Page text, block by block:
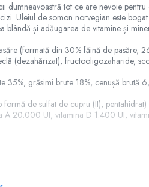
dumneavoastră tot ce are nevoie
Uleiul de somon norvegian este
blândă și adăugarea de vitamine și
(formată din 30% făină de pasăre,
(dezahărizat), fructooligozaharide,
35%, grăsimi brute 18%, cenușă
formă de sulfat de cupru (II),
A 20.000 UI, vitamina D 1.400 UI,
<4 luni